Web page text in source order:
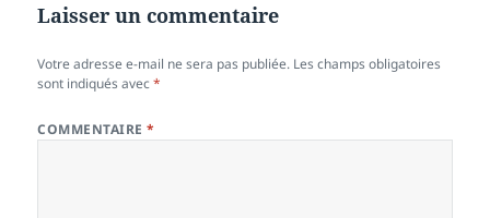
Laisser un commentaire
Votre adresse e-mail ne sera pas publiée. Les champs obligatoires
sont indiqués avec*
COMMENTAIRE*